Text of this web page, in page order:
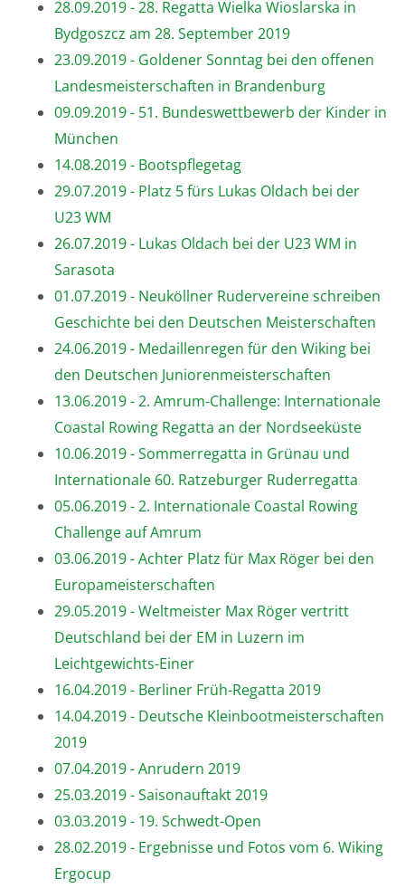
28.09.2019 - 28. Regatta Wielka Wioslarska in
Bydgoszcz am 28. September 2019
23.09.2019 - Goldener Sonntag bei den offenen
Landesmeisterschaften in Brandenburg
09.09.2019 - 51. Bundeswettbewerb der Kinder in
München
14.08.2019 - Bootspflegetag
29.07.2019 - Platz 5 fürs Lukas Oldach bei der
U23 WM
26.07.2019 - Lukas Oldach bei der U23 WM in
Sarasota
01.07.2019 - Neuköllner Rudervereine schreiben
Geschichte bei den Deutschen Meisterschaften
24.06.2019 - Medaillenregen für den Wiking bei
den Deutschen Juniorenmeisterschaften
13.06.2019 - 2. Amrum-Challenge: Internationale
Coastal Rowing Regatta an der Nordseeküste
10.06.2019 - Sommerregatta in Grünau und
Internationale 60. Ratzeburger Ruderregatta
05.06.2019 - 2. Internationale Coastal Rowing
Challenge auf Amrum
03.06.2019 - Achter Platz für Max Röger bei den
Europameisterschaften
29.05.2019 - Weltmeister Max Röger vertritt
Deutschland bei der EM in Luzern im
Leichtgewichts-Einer
16.04.2019 - Berliner Früh-Regatta 2019
14.04.2019 - Deutsche Kleinbootmeisterschaften
2019
07.04.2019 - Anrudern 2019
25.03.2019 - Saisonauftakt 2019
03.03.2019 - 19. Schwedt-Open
28.02.2019 - Ergebnisse und Fotos vom 6. Wiking
Ergocup